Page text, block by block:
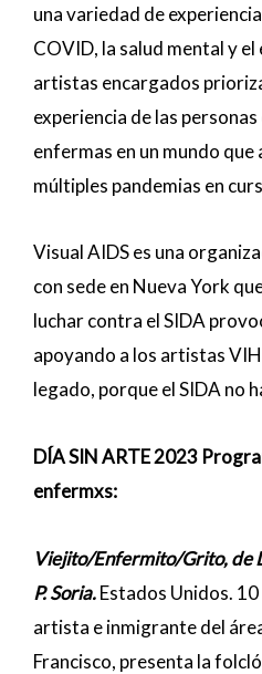
una variedad de
COVID, la salud mental y
artistas encargados
experiencia de las
enfermas en un mundo que
múltiples pandemias en
Visual AIDS es una
con sede en Nueva York
luchar contra el SIDA
apoyando a los artistas
legado, porque el SIDA no
DÍA SIN ARTE 2023
enfermxs:
Viejito/Enfermito/Grito, de
P. Soria.Estados Unidos. 10
artista e inmigrante del
Francisco, presenta la